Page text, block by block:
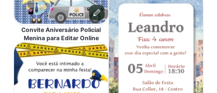
Convite Aniversário Policial
Menina para Editar Online